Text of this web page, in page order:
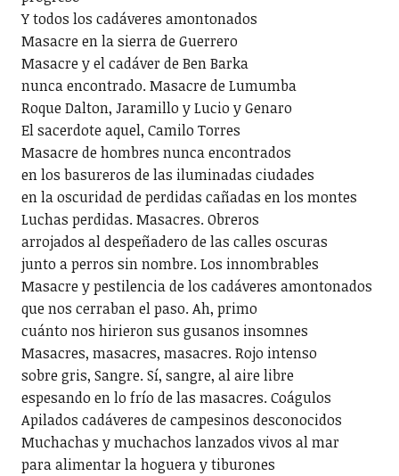
Y todos los cadáveres amontonados
Masacre en la sierra de Guerrero
Masacre y el cadáver de Ben Barka
nunca encontrado. Masacre de Lumumba
Roque Dalton, Jaramillo y Lucio y Genaro
El sacerdote aquel, Camilo Torres
Masacre de hombres nunca encontrados
en los basureros de las iluminadas ciudades
en la oscuridad de perdidas cañadas en los montes
Luchas perdidas. Masacres. Obreros
arrojados al despeñadero de las calles oscuras
junto a perros sin nombre. Los innombrables
Masacre y pestilencia de los cadáveres amontonados
que nos cerraban el paso. Ah, primo
cuánto nos hirieron sus gusanos insomnes
Masacres, masacres, masacres. Rojo intenso
sobre gris, Sangre. Sí, sangre, al aire libre
espesando en lo frío de las masacres. Coágulos
Apilados cadáveres de campesinos desconocidos
Muchachas y muchachos lanzados vivos al mar
para alimentar la hoguera y tiburones